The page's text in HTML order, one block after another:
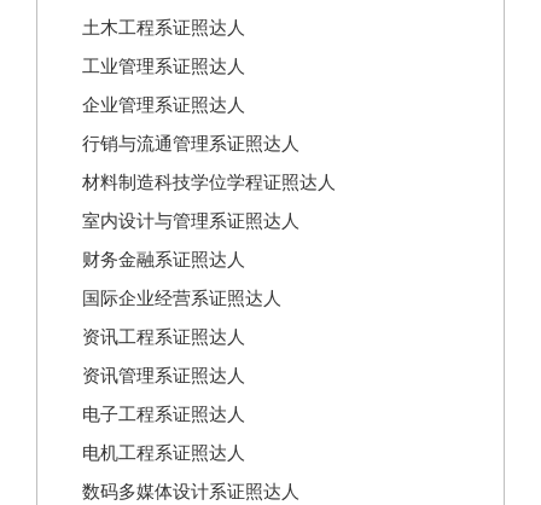
土木工程系证照达人
工业管理系证照达人
企业管理系证照达人
行销与流通管理系证照达人
材料制造科技学位学程证照达人
室内设计与管理系证照达人
财务金融系证照达人
国际企业经营系证照达人
资讯工程系证照达人
资讯管理系证照达人
电子工程系证照达人
电机工程系证照达人
数码多媒体设计系证照达人